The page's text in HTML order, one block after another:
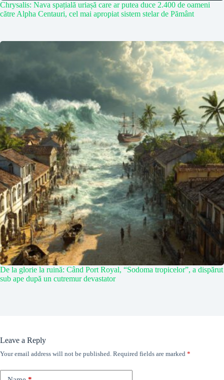
Chrysalis: Nava spațială uriașă care ar putea duce 2.400 de oameni
către Alpha Centauri, cel mai apropiat sistem stelar de Pământ
De la glorie la ruină: Când Port Royal, “Sodoma tropicelor”, a dispărut
sub ape după un cutremur devastator
Leave a Reply
Your email address will not be published. Required fields are marked *